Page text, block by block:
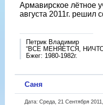
Армавирское лётное
августа 2011г. решил
Петрик Владимир
“ВСЕ МЕНЯЕТСЯ,
Бжег: 1980-1982г.
Саня
Дата: Среда, 21 Сентября